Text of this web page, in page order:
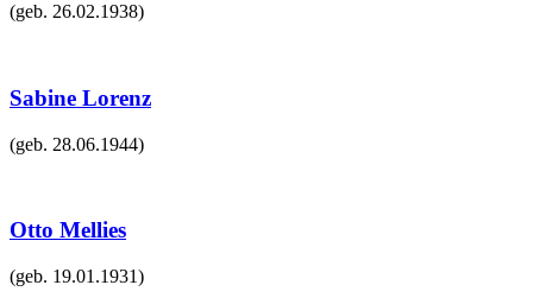
(geb. 26.02.1938)
Sabine Lorenz
(geb. 28.06.1944)
Otto Mellies
(geb. 19.01.1931)